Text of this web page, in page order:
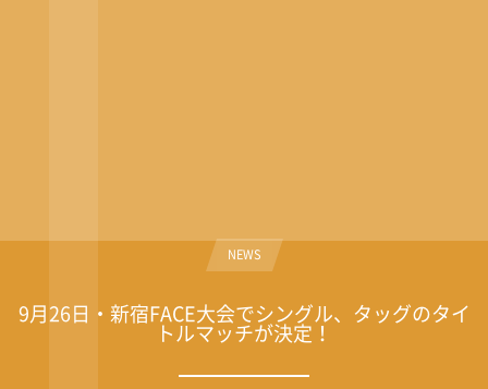
NEWS
9月26日・新宿FACE大会でシングル、タッグのタイ
トルマッチが決定！